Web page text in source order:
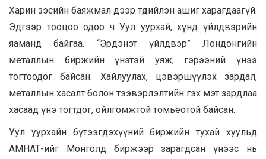
Харин зэсийн баяжмал дээр төдийлэн ашиг харагдаагүй.
Эдгээр тооцоо одоо ч Уул уурхай, хүнд үйлдвэрийн
яаманд байгаа. “Эрдэнэт үйлдвэр” Лондонгийн
металлын биржийн үнэтэй уяж, гэрээний үнээ
тогтоодог байсан. Хайлуулах, цэвэршүүлэх зардал,
металлын хасалт болон тээвэрлэлтийн гэх мэт зардлаа
хасаад үнэ тогтдог, ойлгомжтой томьёотой байсан.
Уул уурхайн бүтээгдэхүүний биржийн тухай хуульд
АМНАТ-ийг Монголд биржээр зарагдсан үнээс нь